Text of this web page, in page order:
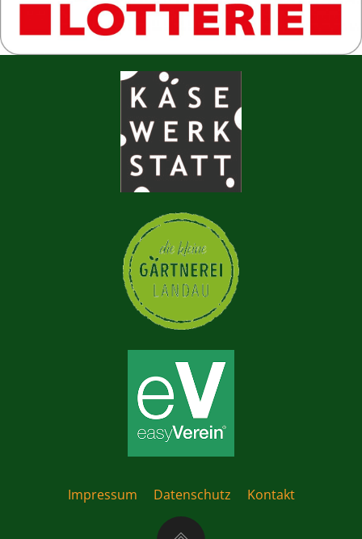
Impressum Datenschutz Kontakt